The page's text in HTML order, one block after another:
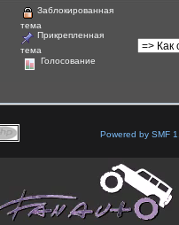
Заблокированная
тема
Прикрепленная
тема
Голосование
Powered by SMF